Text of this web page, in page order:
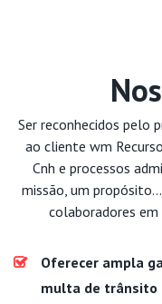
Ser reconhecidos pelo
ao cliente wm
Cnh e processos
missão, um
colaboradores
Oferecer ampla
multa de trânsito